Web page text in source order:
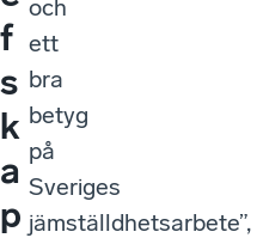
f
s
k
a
p
och
ett
bra
betyg
på
Sveriges
jämställdhetsarbete”,